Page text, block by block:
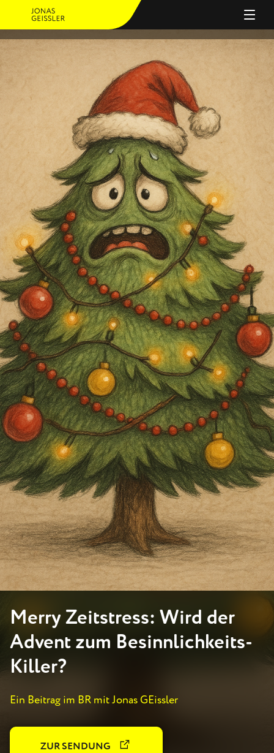
PERSON
ANGEBOT
JOURNAL
REFERENZEN
Merry Zeitstress: Wird der
Advent zum Besinnlichkeits-
Killer?
Ein Beitrag im BR mit Jonas GEissler
ZUR SENDUNG